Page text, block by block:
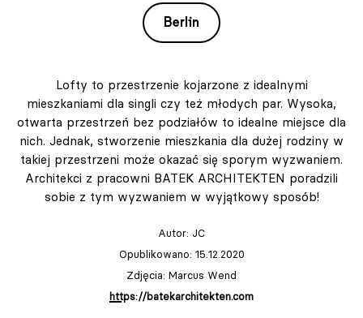
Berlin
Lofty to przestrzenie kojarzone z idealnymi
mieszkaniami dla singli czy też młodych par. Wysoka,
otwarta przestrzeń bez podziałów to idealne miejsce dla
nich. Jednak, stworzenie mieszkania dla dużej rodziny w
takiej przestrzeni może okazać się sporym wyzwaniem.
Architekci z pracowni BATEK ARCHITEKTEN poradzili
sobie z tym wyzwaniem w wyjątkowy sposób!
Autor: JC
Opublikowano: 15.12.2020
Zdjęcia: Marcus Wend
https://batekarchitekten.com